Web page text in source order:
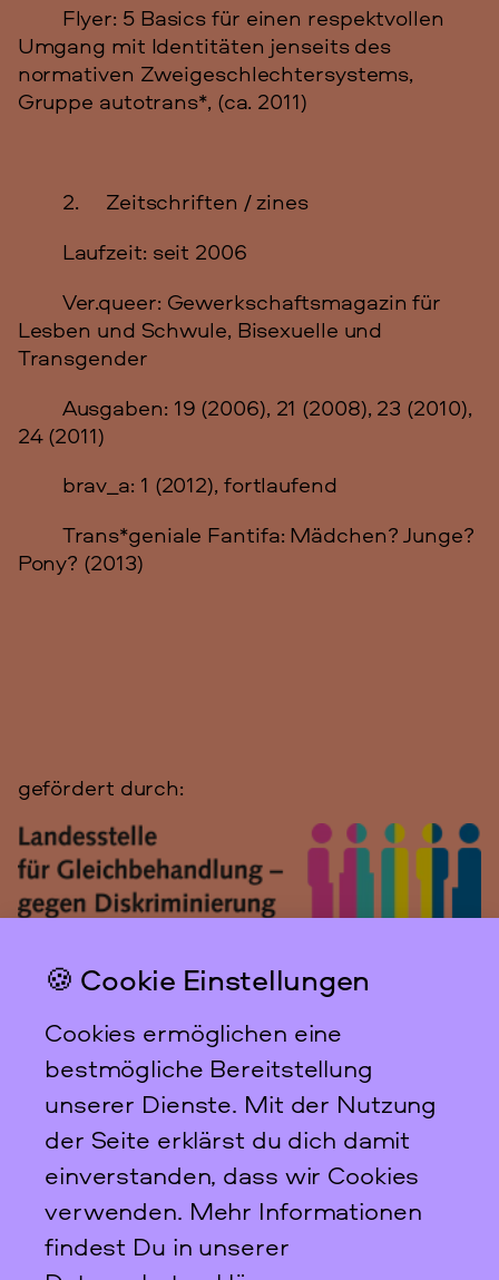
Flyer: 5 Basics für einen respektvollen
Umgang mit Identitäten jenseits des
normativen Zweigeschlechtersystems,
Gruppe autotrans*, (ca. 2011)
2. Zeitschriften / zines
Laufzeit: seit 2006
Ver.queer: Gewerkschaftsmagazin für
Lesben und Schwule, Bisexuelle und
Transgender
Ausgaben: 19 (2006), 21 (2008), 23 (2010),
24 (2011)
brav_a: 1 (2012), fortlaufend
Trans*geniale Fantifa: Mädchen? Junge?
Pony? (2013)
gefördert durch:
Das feministische
Newsletter
Scharnweberstraße 31
10247 Berlin
+49 30 95 61 26 78
🍪 Cookie Einstellungen
Cookies ermöglichen eine
bestmögliche Bereitstellung
unserer Dienste. Mit der Nutzung
der Seite erklärst du dich damit
einverstanden, dass wir Cookies
verwenden. Mehr Informationen
findest Du in unserer